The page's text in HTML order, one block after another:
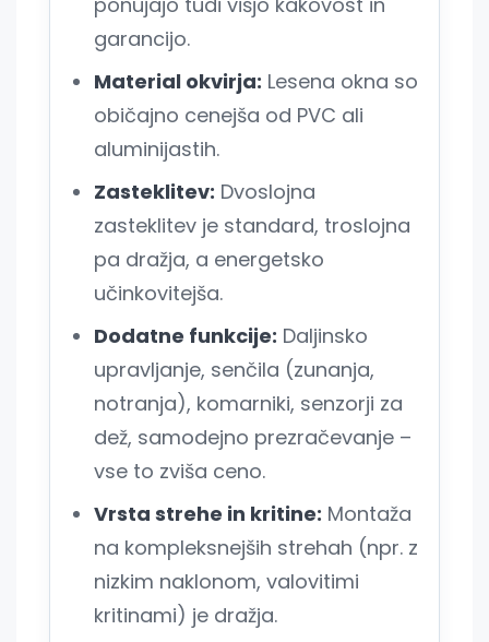
garancijo.
Material okvirja: Lesena okna so
običajno cenejša od PVC ali
aluminijastih.
Zasteklitev: Dvoslojna
zasteklitev je standard, troslojna
pa dražja, a energetsko
učinkovitejša.
Dodatne funkcije: Daljinsko
upravljanje, senčila (zunanja,
notranja), komarniki, senzorji za
dež, samodejno prezračevanje –
vse to zviša ceno.
Vrsta strehe in kritine: Montaža
na kompleksnejših strehah (npr. z
nizkim naklonom, valovitimi
kritinami) je dražja.